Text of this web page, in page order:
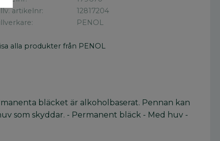
artikelnr
12817204
PENOL
alla produkter från PENOL
bläcket är alkoholbaserat. Pennan kan
som skyddar. - Permanent bläck - Med huv -